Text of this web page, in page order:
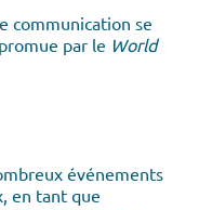
communication se
par le World
événements
en tant que